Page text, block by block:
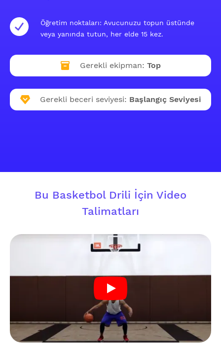
Öğretim noktaları: Avucunuzu topun üstünde
veya yanında tutun, her elde 15 kez.
Gerekli ekipman: Top
Gerekli beceri seviyesi: Başlangıç Seviyesi
Bu Basketbol Drili İçin Video
Talimatları